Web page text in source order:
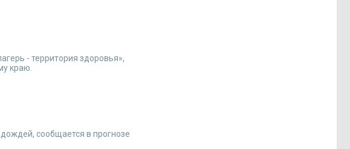
- территория здоровья»,
краю.
сообщается в прогнозе